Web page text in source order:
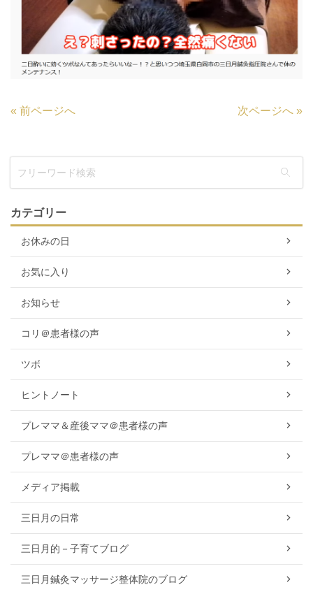
« 前ページへ 次ページへ »
カテゴリー
お休みの日
お気に入り
お知らせ
コリ＠患者様の声
ツボ
ヒントノート
プレママ＆産後ママ＠患者様の声
プレママ＠患者様の声
メディア掲載
三日月の日常
三日月的－子育てブログ
三日月鍼灸マッサージ整体院のブログ